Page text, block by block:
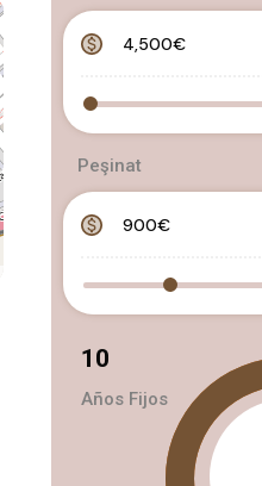
10
Años Fijos
Peşinat